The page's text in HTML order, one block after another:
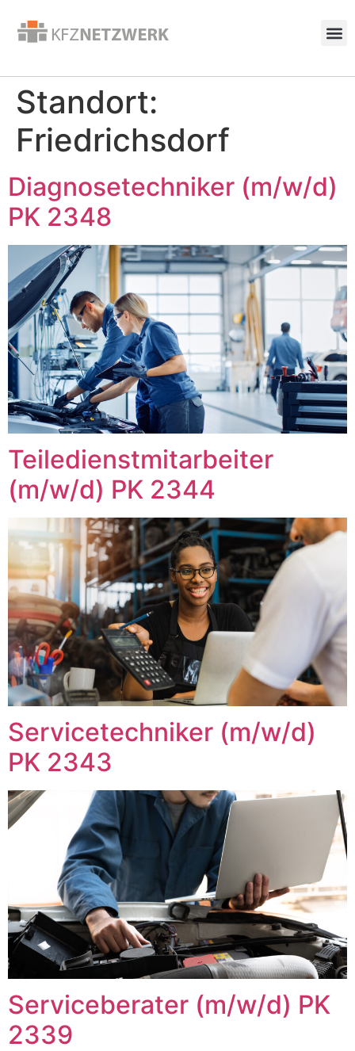
Standort:
Friedrichsdorf
Diagnosetechniker (m/w/d)
PK 2348
Teiledienstmitarbeiter
(m/w/d) PK 2344
Servicetechniker (m/w/d)
PK 2343
Serviceberater (m/w/d) PK
2339